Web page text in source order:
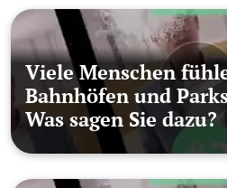
Viele Menschen
Bahnhöfen und
Was sagen Sie dazu?